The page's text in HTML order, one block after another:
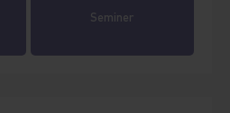
Seminer